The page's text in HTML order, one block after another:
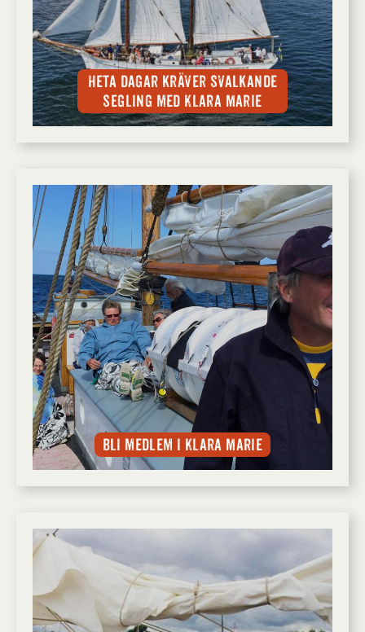
Heta dagar kräver svalkande
segling med Klara Marie
Bli medlem i Klara Marie